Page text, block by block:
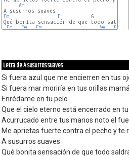
Am
Em
F G
Qué bonita sensación de que todo saldrá
Em
Dm Em Am Em F
Letra de A susurros suaves
Si fuera azul que me encierren en tus
Si fuera mar moriría en tus orillas mamá
Enrédame en tu pelo
Que el cielo eterno está encerrado en
Acurrucado entre tus manos noto el
Me aprietas fuerte contra el pecho y te
A susurros suaves
Qué bonita sensación de que todo